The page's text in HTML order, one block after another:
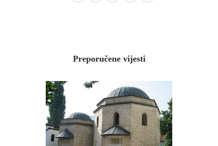
Preporučene vijesti